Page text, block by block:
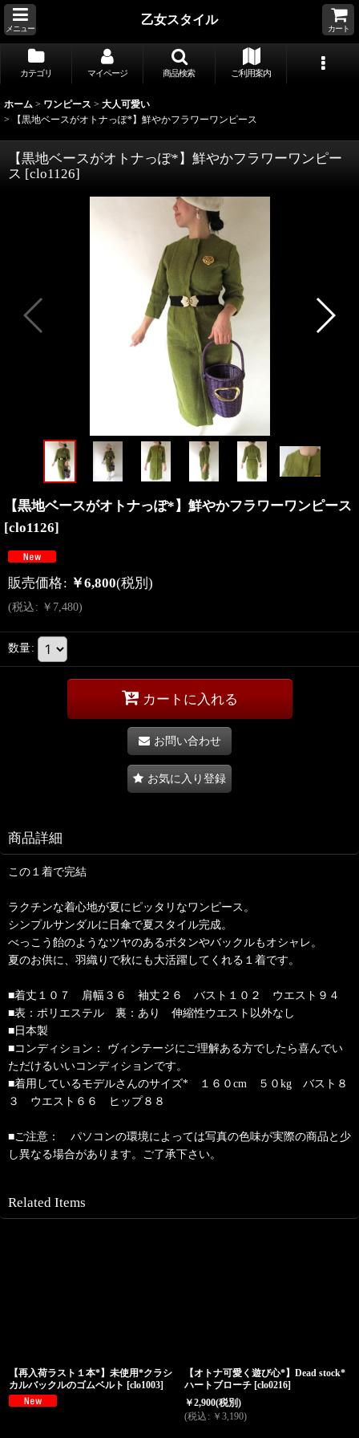
メニュー
乙女スタイル
カート
カテゴリ マイページ 商品検索 ご利用案内
ホーム > ワンピース > 大人可愛い
>
【黒地ベースがオトナっぽ*】鮮やかフラワーワンピース
【黒地ベースがオトナっぽ*】鮮やかフラワーワンピー
ス [clo1126]
【黒地ベースがオトナっぽ*】鮮やかフラワーワンピース
[clo1126]
販売価格: ￥6,800(税別)
(税込: ￥ 7,480)
数量:
カートに入れる
お問い合わせ
お気に入り登録
商品詳細
この１着で完結
ラクチンな着心地が夏にピッタリなワンピース。
シンプルサンダルに日傘で夏スタイル完成。
べっこう飴のようなツヤのあるボタンやバックルもオシャレ。
夏のお供に、羽織りで秋にも大活躍してくれる１着です。
■着丈１０７ 肩幅３６ 袖丈２６ バスト１０２ ウエスト９４
■表：ポリエステル 裏：あり 伸縮性ウエスト以外なし
■日本製
■コンディション： ヴィンテージにご理解ある方でしたら喜んでい
ただけるいいコンディションです。
■着用しているモデルさんのサイズ* １６０cm ５０kg バスト８
３ ウエスト６６ ヒップ８８
■ご注意： パソコンの環境によっては写真の色味が実際の商品と少
し異なる場合があります。ご了承下さい。
Related Items
【再入荷ラスト１本*】未使用*クラシ
カルバックルのゴムベルト [clo1003]
【オトナ可愛く遊び心*】Dead stock*
ハートブローチ [clo0216]
￥2,900(税別)
(税込 : ￥ 3,190)